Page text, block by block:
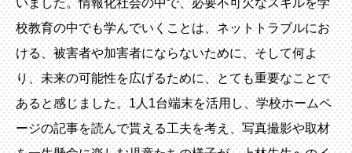
校教育の中でも学んでいくことは、ネットトラブルにお
ける、被害者や加害者にならないために、そして何よ
り、未来の可能性を広げるために、とても重要なことで
あると感じました。1人1台端末を活用し、学校ホームペ
ージの記事を読んで貰える工夫を考え、写真撮影や取材